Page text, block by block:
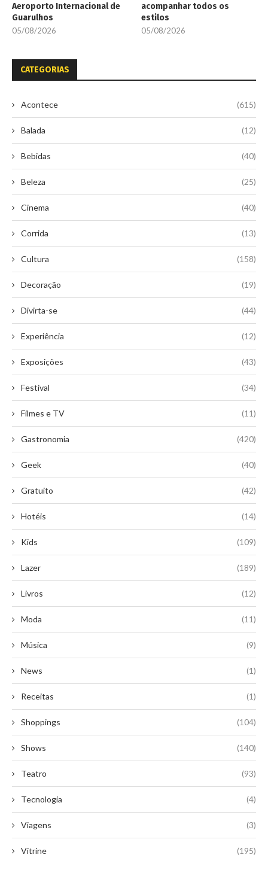
Aeroporto Internacional de
Guarulhos
05/08/2026
acompanhar todos os
estilos
05/08/2026
CATEGORIAS
Acontece (615)
Balada (12)
Bebidas (40)
Beleza (25)
Cinema (40)
Corrida (13)
Cultura (158)
Decoração (19)
Divirta-se (44)
Experiência (12)
Exposições (43)
Festival (34)
Filmes e TV (11)
Gastronomia (420)
Geek (40)
Gratuito (42)
Hotéis (14)
Kids (109)
Lazer (189)
Livros (12)
Moda (11)
Música (9)
News (1)
Receitas (1)
Shoppings (104)
Shows (140)
Teatro (93)
Tecnologia (4)
Viagens (3)
Vitrine (195)